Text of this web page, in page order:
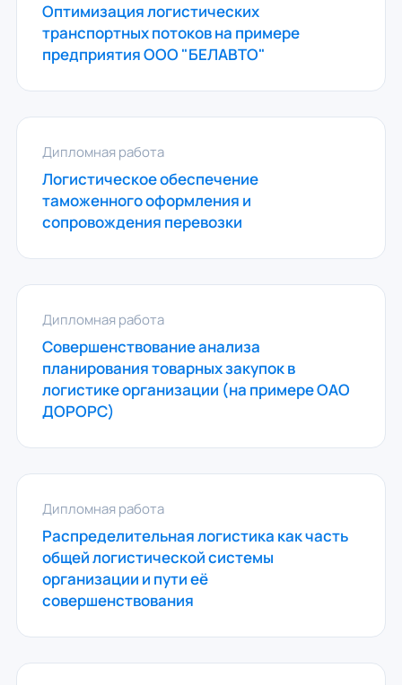
Оптимизация логистических
транспортных потоков на примере
предприятия ООО "БЕЛАВТО"
Дипломная работа
Логистическое обеспечение
таможенного оформления и
сопровождения перевозки
Дипломная работа
Совершенствование анализа
планирования товарных закупок в
логистике организации (на примере ОАО
ДОРОРС)
Дипломная работа
Распределительная логистика как часть
общей логистической системы
организации и пути её
совершенствования